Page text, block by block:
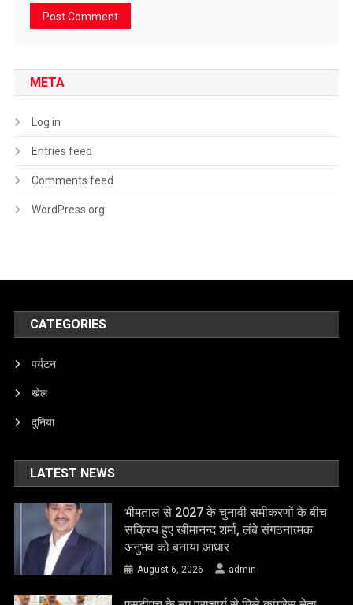
META
Log in
Entries feed
Comments feed
WordPress.org
CATEGORIES
पर्यटन
खेल
दुनिया
LATEST NEWS
भीमताल से 2027 के चुनावी समीकरणों के बीच
सक्रिय हुए खीमानन्द शर्मा, लंबे संगठनात्मक
अनुभव को बनाया आधार
August 6, 2026 admin